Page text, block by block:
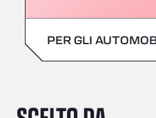
PER GLI
rete